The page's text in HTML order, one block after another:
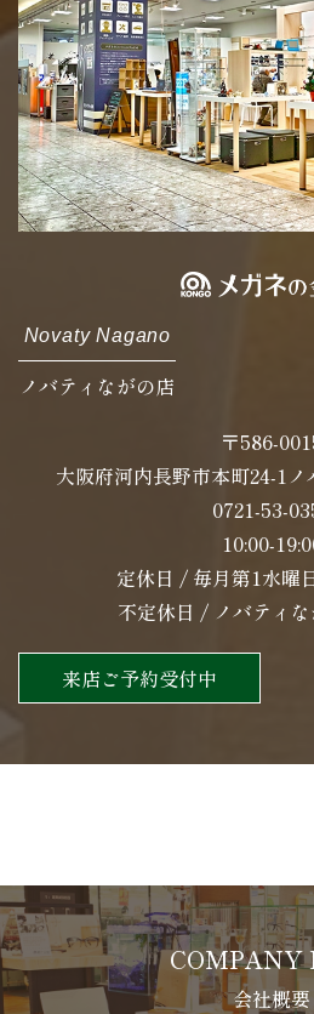
Novaty Nagano
ノバティながの店
〒586-
大阪府河内長野市本町24-1
0721-53-
10:00-
定休日 / 毎月第1水曜
不定休日 / ノバティ
来店ご予約受付中
COMPANY
会社概要